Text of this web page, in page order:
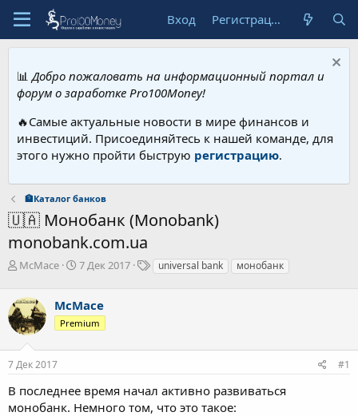
Вход Регистрация
📊 Добро пожаловать на информационный портал и
форум о заработке Pro100Money!
🔥Самые актуальные новости в мире финансов и
инвестиций. Присоединяйтесь к нашей команде, для
этого нужно пройти быструю регистрацию.
🏦Каталог банков
🇺🇦 Монобанк (Monobank)
monobank.com.ua
А
о
р
т
е
м
McMace
Д
а
н
ч
а
7 Дек 2017
Тuniversal bank монобанк
McMace
Premium
7 Дек 2017 #1
В последнее время начал активно развиваться
монобанк. Немного том, что это такое: